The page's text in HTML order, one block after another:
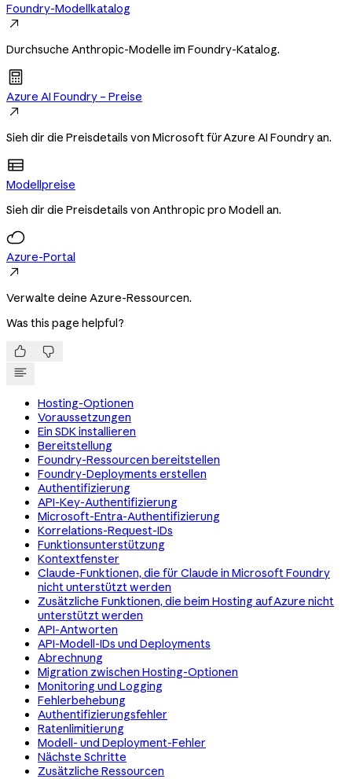
Foundry-Modellkatalog

Durchsuche Anthropic-Modelle im Foundry-Katalog.
Azure AI Foundry – Preise

Sieh dir die Preisdetails von Microsoft für Azure AI Foundry an.
Modellpreise
Sieh dir die Preisdetails von Anthropic pro Modell an.
Azure-Portal

Verwalte deine Azure-Ressourcen.
Was this page helpful?
 
Hosting-Optionen
Voraussetzungen
Ein SDK installieren
Bereitstellung
Foundry-Ressourcen bereitstellen
Foundry-Deployments erstellen
Authentifizierung
API-Key-Authentifizierung
Microsoft-Entra-Authentifizierung
Korrelations-Request-IDs
Funktionsunterstützung
Kontextfenster
Claude-Funktionen, die für Claude in Microsoft Foundry
nicht unterstützt werden
Zusätzliche Funktionen, die beim Hosting auf Azure nicht
unterstützt werden
API-Antworten
API-Modell-IDs und Deployments
Abrechnung
Migration zwischen Hosting-Optionen
Monitoring und Logging
Fehlerbehebung
Authentifizierungsfehler
Ratenlimitierung
Modell- und Deployment-Fehler
Nächste Schritte
Zusätzliche Ressourcen